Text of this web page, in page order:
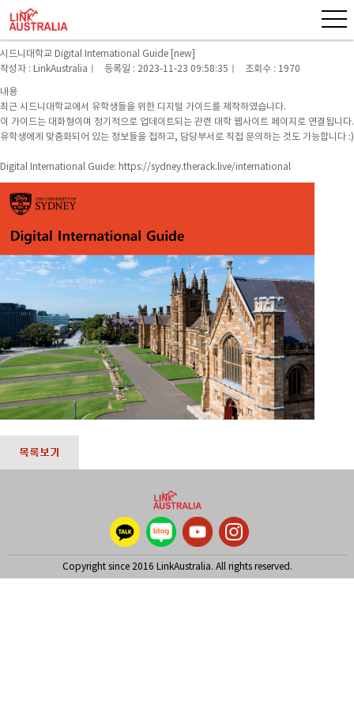
조금 다른 호주이야기
시드니대학교 Digital International Guide [new]
작성자 : LinkAustraliaㅣ 등록일 : 2023-11-23 09:58:35ㅣ 조회수 : 1970
내용
최근 시드니대학교에서 유학생들을 위한 디지털 가이드를 제작하였습니다.
이 가이드는 대화형이며 정기적으로 업데이트되는 관련 대학 웹사이트 페이지로 연결됩니다.
유학생에게 맞춤화되어 있는 정보들을 접하고, 담당부서로 직접 문의하는 것도 가능합니다 :)
Digital International Guide: https://sydney.therack.live/international
Copyright since 2016 LinkAustralia. All rights reserved.